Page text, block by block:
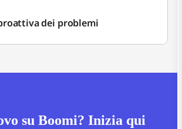
dei problemi
su Boomi? Inizia qui